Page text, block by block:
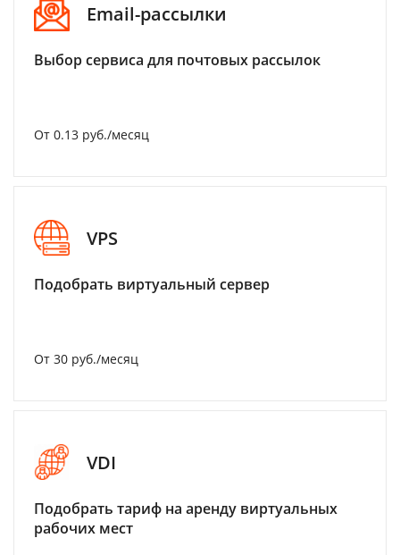
Email-рассылки
Выбор сервиса для почтовых рассылок
От 0.13 руб./месяц
VPS
Подобрать виртуальный сервер
От 30 руб./месяц
VDI
Подобрать тариф на аренду виртуальных
рабочих мест